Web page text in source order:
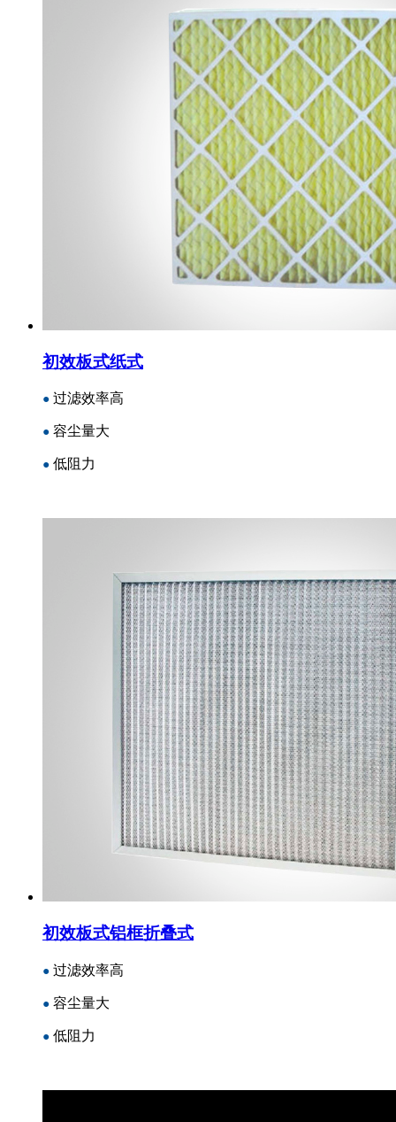
初效板式纸式
● 过滤效率高
● 容尘量大
● 低阻力
初效板式铝框折叠式
● 过滤效率高
● 容尘量大
● 低阻力